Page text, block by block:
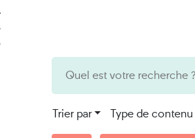
Aller
au
contenu
Aller
à
la
Trier par Type de contenu